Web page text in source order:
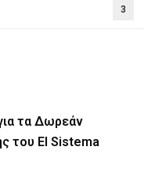
3
τα Δωρεάν
του El Sistema